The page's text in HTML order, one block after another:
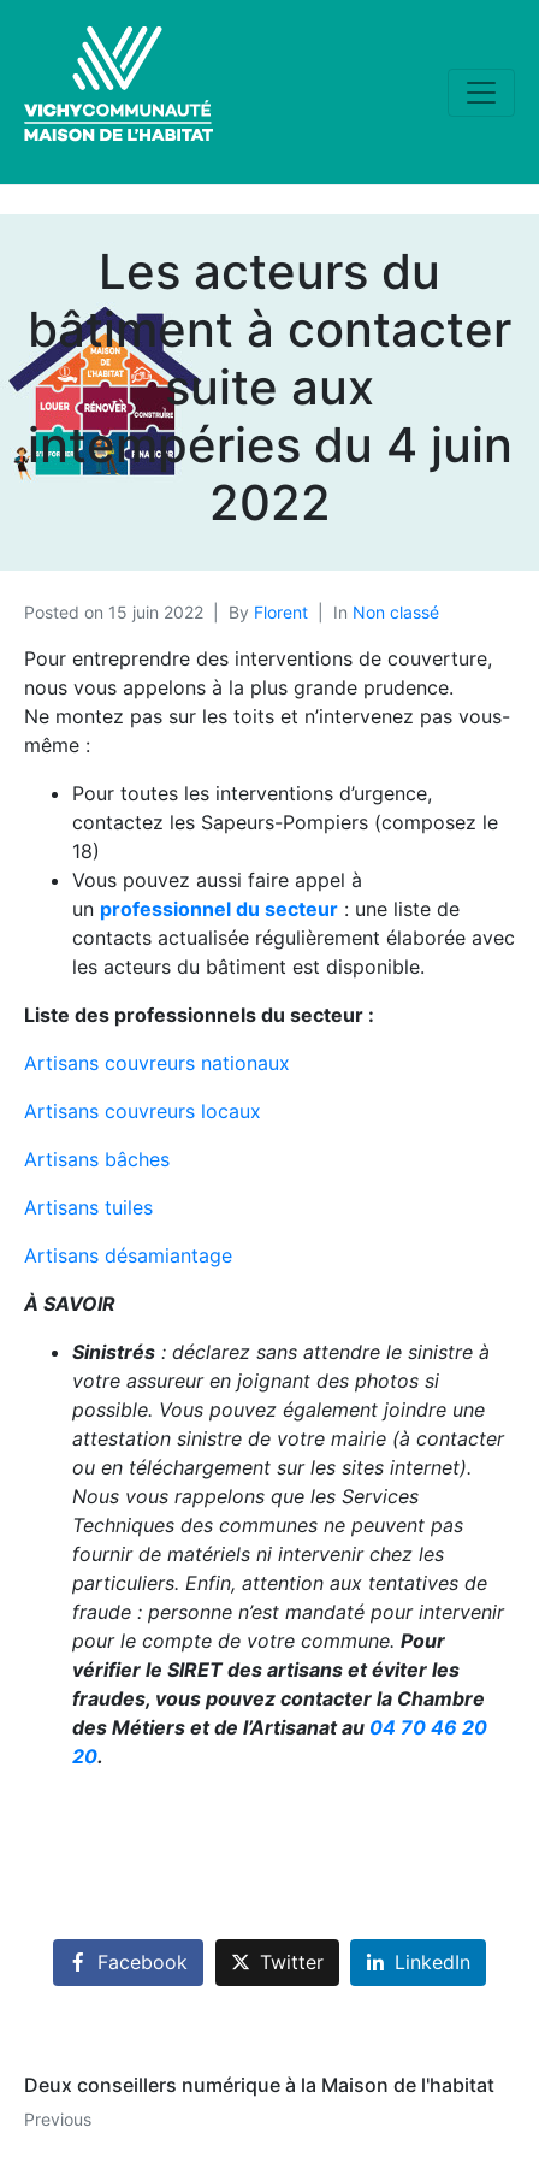
Les acteurs du
bâtiment à contacter
suite aux
intempéries du 4 juin
2022
Posted on 15 juin 2022 By Florent In Non classé
Pour entreprendre des interventions de couverture,
nous vous appelons à la plus grande prudence.
Ne montez pas sur les toits et n’intervenez pas vous-
même :
Pour toutes les interventions d’urgence,
contactez les Sapeurs-Pompiers (composez le
18)
Vous pouvez aussi faire appel à
un professionnel du secteur : une liste de
contacts actualisée régulièrement élaborée avec
les acteurs du bâtiment est disponible.
Liste des professionnels du secteur :
Artisans couvreurs nationaux
Artisans couvreurs locaux
Artisans bâches
Artisans tuiles
Artisans désamiantage
À SAVOIR
Sinistrés : déclarez sans attendre le sinistre à
votre assureur en joignant des photos si
possible. Vous pouvez également joindre une
attestation sinistre de votre mairie (à contacter
ou en téléchargement sur les sites internet).
Nous vous rappelons que les Services
Techniques des communes ne peuvent pas
fournir de matériels ni intervenir chez les
particuliers. Enfin, attention aux tentatives de
fraude : personne n’est mandaté pour intervenir
pour le compte de votre commune. Pour
vérifier le SIRET des artisans et éviter les
fraudes, vous pouvez contacter la Chambre
des Métiers et de l’Artisanat au 04 70 46 20
20.
Facebook Twitter LinkedIn
Deux conseillers numérique à la Maison de l'habitat
Previous